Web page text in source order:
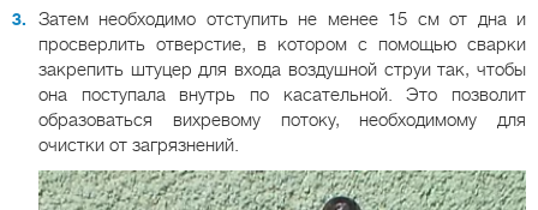
Затем необходимо отступить не менее 15 см от дна и
просверлить отверстие, в котором с помощью сварки
закрепить штуцер для входа воздушной струи так, чтобы
она поступала внутрь по касательной. Это позволит
образоваться вихревому потоку, необходимому для
очистки от загрязнений.